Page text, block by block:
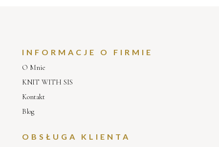
INFORMACJE O FIRMIE
O Mnie
KNIT WITH SIS
Kontakt
Blog
OBSŁUGA KLIENTA